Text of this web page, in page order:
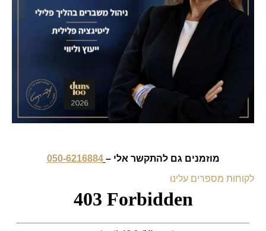
מוזמנים גם להתקשר אלי – 050-6216884
לקוחות מספרים עלינו